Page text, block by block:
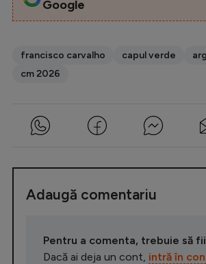
Google
francisco carvalho capul verde
cm 2026
Adaugă comentariu
Pentru a comenta, trebuie să
Dacă ai deja un cont, intră în